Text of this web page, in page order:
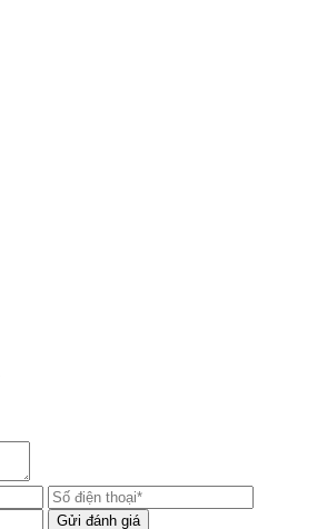
Gửi đánh giá